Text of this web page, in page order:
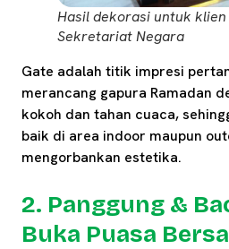
Hasil dekorasi untuk
Sekretariat Negara
Gate adalah titik impresi
merancang gapura Ramadan
kokoh dan tahan cuaca,
baik di area indoor maupun
mengorbankan estetika.
2. Panggung &
Buka Puasa